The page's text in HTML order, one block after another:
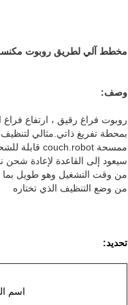
مخطط آلي لطريق روبوت مكنسة كهربائية جدول
وصف:
روبوت فراغ رقيق ، ارتفاع فراغ
بمحطة تفريغ ذاتي.مثالي
ممسحة couch.robot قابلة للشحن التلقائي ووقت تشغيل طويل ، روبوت تنظيف الغبار لتنظيف الأرضيات
سيعود إلى القاعدة لإعادة شحن
من وقت التشغيل وهو طويل
من وضع التنظيف الذي تختاره
تحديد:
اسم